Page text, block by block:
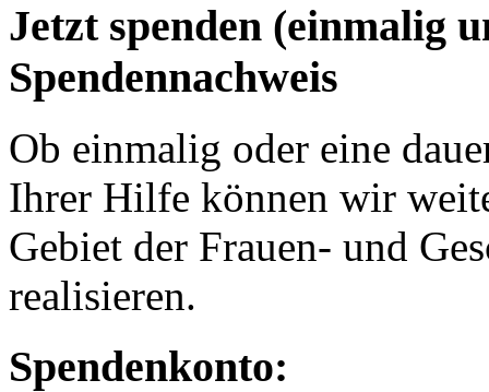
Jetzt spenden (einmalig
Spendennachweis
Ob einmalig oder eine
Ihrer Hilfe können wir
Gebiet der Frauen- und
realisieren.
Spendenkonto: